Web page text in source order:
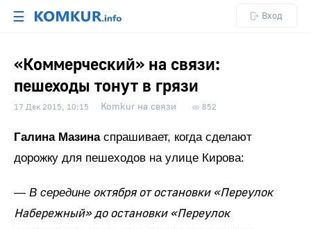
☰ Вход
«Коммерческий» на связи:
пешеходы тонут в грязи
17 Дек 2015, 10:15 Komkur на связи 852
Галина Мазинаспрашивает, когда сделают
дорожку для пешеходов на улице Кирова:
— В середине октября от остановки «Переулок
Набережный» до остановки «Переулок